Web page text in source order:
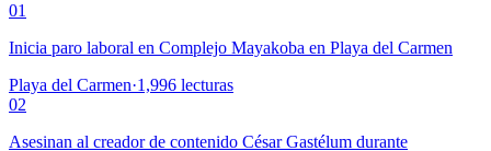
01
Inicia paro laboral en Complejo Mayakoba en Playa del Carmen
Playa del Carmen·1,996 lecturas
02
Asesinan al creador de contenido César Gastélum durante